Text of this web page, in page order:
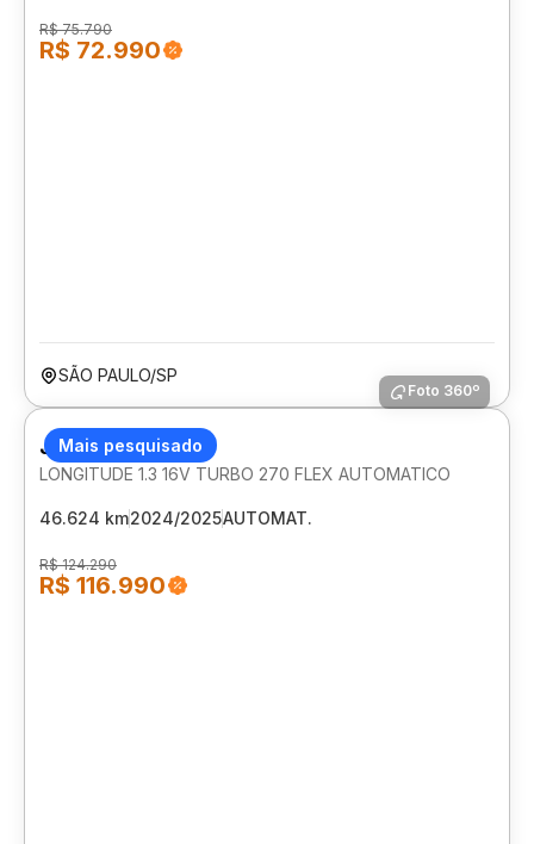
R$ 75.790
R$ 72.990
SÃO PAULO/SP
Mais pesquisado
Foto 360º
JEEP RENEGADE
LONGITUDE 1.3 16V TURBO 270 FLEX AUTOMATICO
46.624 km2024/2025AUTOMAT.
R$ 124.290
R$ 116.990